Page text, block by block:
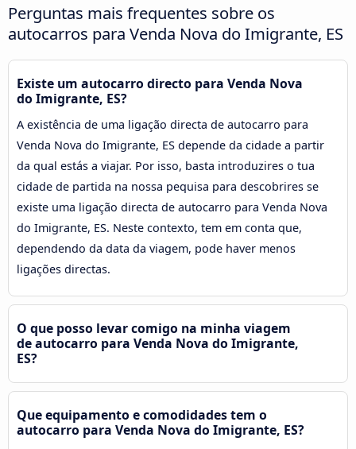
Perguntas mais frequentes sobre os
autocarros para Venda Nova do Imigrante, ES
Existe um autocarro directo para Venda Nova
do Imigrante, ES?
A existência de uma ligação directa de autocarro para
Venda Nova do Imigrante, ES depende da cidade a partir
da qual estás a viajar. Por isso, basta introduzires o tua
cidade de partida na nossa pequisa para descobrires se
existe uma ligação directa de autocarro para Venda Nova
do Imigrante, ES. Neste contexto, tem em conta que,
dependendo da data da viagem, pode haver menos
ligações directas.
O que posso levar comigo na minha viagem
de autocarro para Venda Nova do Imigrante,
ES?
Que equipamento e comodidades tem o
autocarro para Venda Nova do Imigrante, ES?